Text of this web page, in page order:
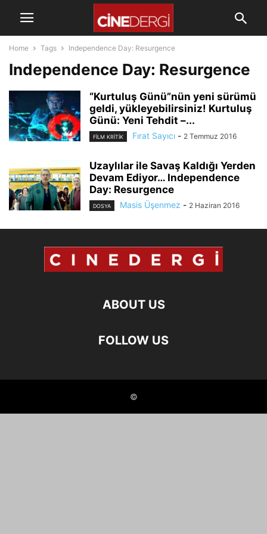
Home Tags Independence Day: Resurgence
Independence Day: Resurgence
“Kurtuluş Günü”nün yeni sürümü
geldi, yükleyebilirsiniz! Kurtuluş
Günü: Yeni Tehdit –...
FILM KRITIK Fırat Sayıcı - 2 Temmuz 2016
Uzaylılar ile Savaş Kaldığı Yerden
Devam Ediyor… Independence
Day: Resurgence
DOSYA Masis Üşenmez - 2 Haziran 2016
ABOUT US
FOLLOW US
©